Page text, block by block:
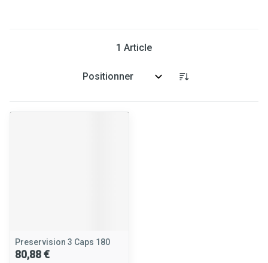
1 Article
Trier par:
Preservision 3 Caps 180
80,88 €